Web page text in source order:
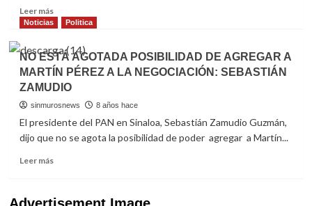
Social
de
Leer másRead
more
Eligen
como
presidenta
del
PAN
Mazatlán
a
Noticias Politica
NO ESTÁ AGOTADA POSIBILIDAD DE AGREGAR A
MARTÍN PÉREZ A LA NEGOCIACIÓN: SEBASTIÁN
ZAMUDIO
sinmurosnews 8 años hace
El presidente del PAN en Sinaloa, Sebastián Zamudio Guzmán,
dijo que no se agota la posibilidad de poder agregar a Martín...
Leer másRead
NO